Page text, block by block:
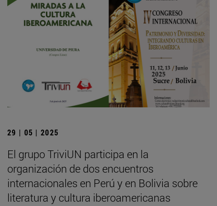
29 | 05 | 2025
El grupo TriviUN participa en la
organización de dos encuentros
internacionales en Perú y en Bolivia sobre
literatura y cultura iberoamericanas